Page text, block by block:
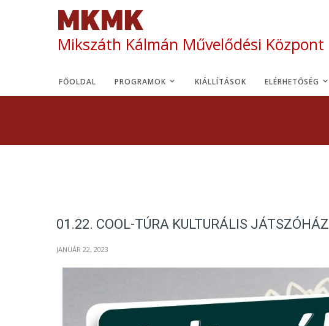
Mikszáth Kálmán Művelődési Központ
FŐOLDAL PROGRAMOK KIÁLLÍTÁSOK ELÉRHETŐSÉG
01.22. COOL-TÚRA KULTURÁLIS JÁTSZÓHÁZ
JANUÁR 22, 2023